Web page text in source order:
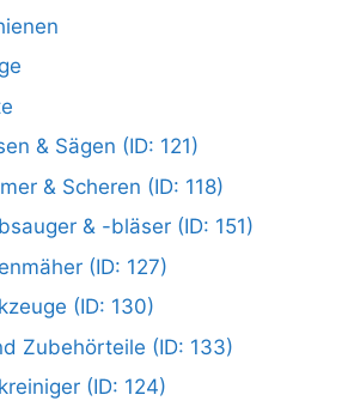
& Sägen (ID: 121)
& Scheren (ID: 118)
& -bläser (ID: 151)
(ID: 127)
(ID: 130)
Zubehörteile (ID: 133)
(ID: 124)